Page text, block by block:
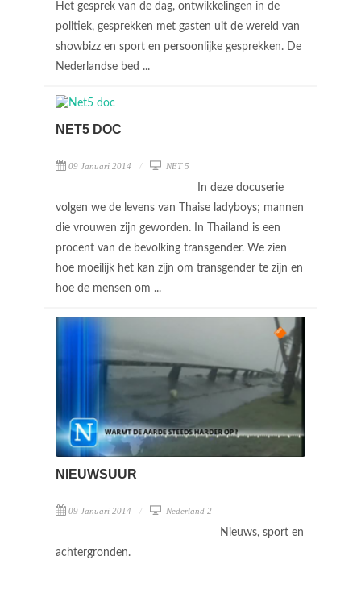
Het gesprek van de dag, ontwikkelingen in de
politiek, gesprekken met gasten uit de wereld van
showbizz en sport en persoonlijke gesprekken. De
Nederlandse bed ...
NET5 DOC
09 Januari 2014 NET 5
In deze docuserie
volgen we de levens van Thaise ladyboys; mannen
die vrouwen zijn geworden. In Thailand is een
procent van de bevolking transgender. We zien
hoe moeilijk het kan zijn om transgender te zijn en
hoe de mensen om ...
NIEUWSUUR
09 Januari 2014 Nederland 2
Nieuws, sport en
achtergronden.